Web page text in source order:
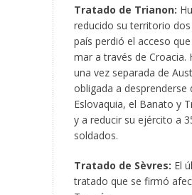
Tratado de Trianon:
reducido su territorio dos
país perdió el acceso
mar a través de Croacia.
una vez separada de
obligada a desprenderse
Eslovaquia, el Banato y
y a reducir su ejército a
soldados.
Tratado de Sèvres: El
tratado que se firmó